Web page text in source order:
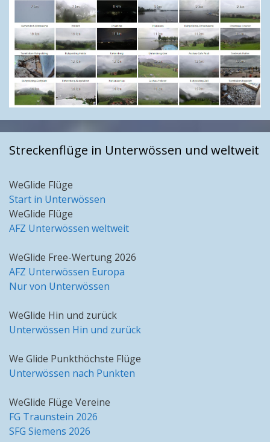
Streckenflüge in Unterwössen und weltweit
WeGlide Flüge
Start in Unterwössen
WeGlide Flüge
AFZ Unterwössen weltweit
WeGlide Free-Wertung 2026
AFZ Unterwössen Europa
Nur von Unterwössen
WeGlide Hin und zurück
Unterwössen Hin und zurück
We Glide Punkthöchste Flüge
Unterwössen nach Punkten
WeGlide Flüge Vereine
FG Traunstein 2026
SFG Siemens 2026